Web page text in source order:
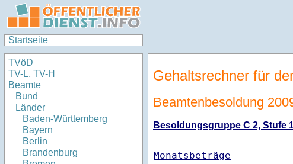
Startseite
TVöD
TV-L, TV-H
Beamte
Bund
Länder
Baden-Württemberg
Bayern
Berlin
Brandenburg
Gehaltsrechner für
Beamtenbesoldung
Besoldungsgruppe C 2, Stufe
Monatsbeträge